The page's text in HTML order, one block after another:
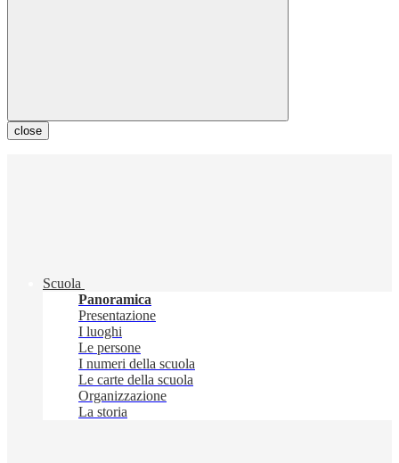
close
Scuola
Panoramica
Presentazione
I luoghi
Le persone
I numeri della scuola
Le carte della scuola
Organizzazione
La storia